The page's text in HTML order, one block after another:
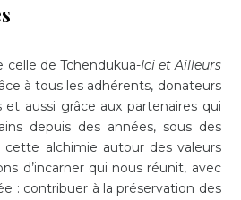
celle de Tchendukua-Ici et Ailleurs
à tous les adhérents, donateurs
aussi grâce aux partenaires qui
depuis des années, sous des
cette alchimie autour des valeurs
d’incarner qui nous réunit, avec
: contribuer à la préservation des